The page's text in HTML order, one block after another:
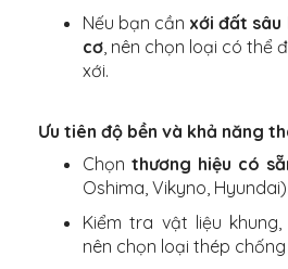
Nếu bạn cần xới đất sâu
cơ, nên chọn loại có thể
xới.
Ưu tiên độ bền và khả năng
Chọn thương hiệu có
Oshima, Vikyno, Hyundai).
Kiểm tra vật liệu
nên chọn loại thép